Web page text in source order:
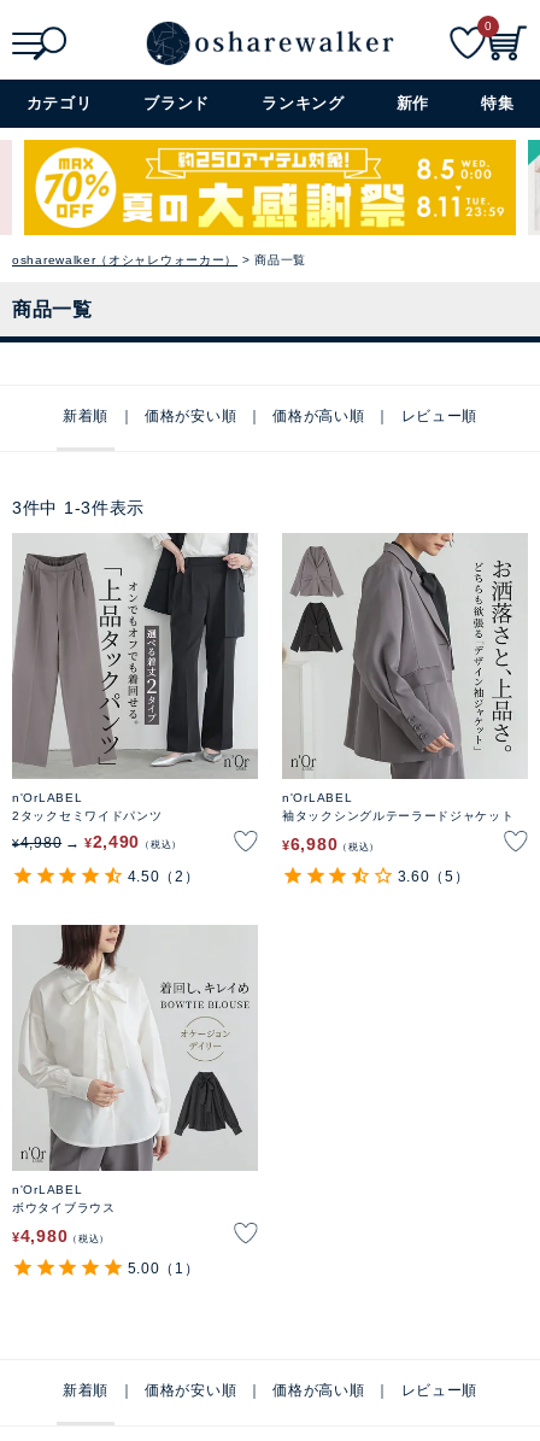
詳細検索+
0
カテゴリ ブランド ランキング 新作 特集
osharewalker（オシャレウォーカー） 商品一覧
商品一覧
新着順 価格が安い順 価格が高い順 レビュー順
3件中 1 -3件表示
n'OrLABEL
2タックセミワイドパンツ
¥4,980 ¥2,490 税込
4.50 （2）
n'OrLABEL
袖タックシングルテーラードジャケット
¥6,980 税込
3.60 （5）
n'OrLABEL
ボウタイブラウス
¥4,980 税込
5.00 （1）
新着順 価格が安い順 価格が高い順 レビュー順